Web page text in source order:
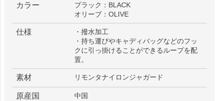
カラー
ブラック：BLACK
オリーブ：OLIVE
仕様
・撥水加工
・持ち運びやキャディバッグなどのフッ
クに引っ掛けることができるループを配
置。
素材 リモンタナイロンジャガード
原産国 中国